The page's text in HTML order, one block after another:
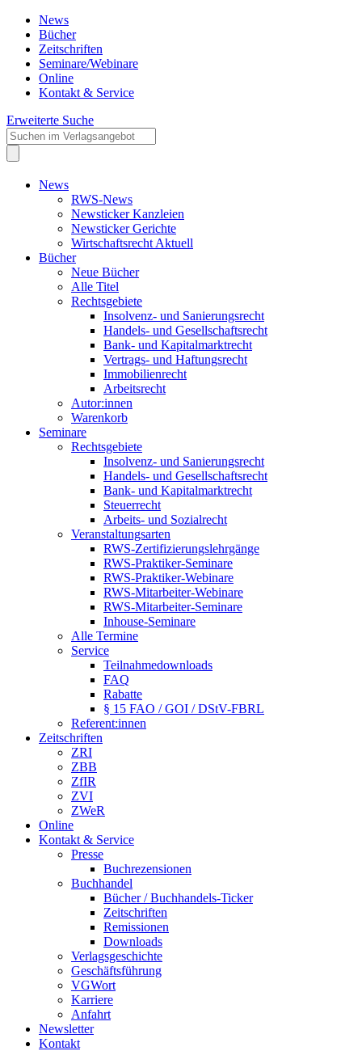
News
Bücher
Zeitschriften
Seminare/Webinare
Online
Kontakt & Service
Erweiterte Suche
News
RWS-News
Newsticker Kanzleien
Newsticker Gerichte
Wirtschaftsrecht Aktuell
Bücher
Neue Bücher
Alle Titel
Rechtsgebiete
Insolvenz- und Sanierungsrecht
Handels- und Gesellschaftsrecht
Bank- und Kapitalmarktrecht
Vertrags- und Haftungsrecht
Immobilienrecht
Arbeitsrecht
Autor:innen
Warenkorb
Seminare
Rechtsgebiete
Insolvenz- und Sanierungsrecht
Handels- und Gesellschaftsrecht
Bank- und Kapitalmarktrecht
Steuerrecht
Arbeits- und Sozialrecht
Veranstaltungsarten
RWS-Zertifizierungslehrgänge
RWS-Praktiker-Seminare
RWS-Praktiker-Webinare
RWS-Mitarbeiter-Webinare
RWS-Mitarbeiter-Seminare
Inhouse-Seminare
Alle Termine
Service
Teilnahmedownloads
FAQ
Rabatte
§ 15 FAO / GOI / DStV-FBRL
Referent:innen
Zeitschriften
ZRI
ZBB
ZfIR
ZVI
ZWeR
Online
Kontakt & Service
Presse
Buchrezensionen
Buchhandel
Bücher / Buchhandels-Ticker
Zeitschriften
Remissionen
Downloads
Verlagsgeschichte
Geschäftsführung
VGWort
Karriere
Anfahrt
Newsletter
Kontakt